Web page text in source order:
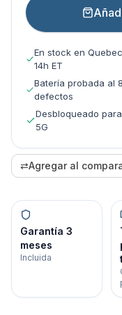
En stock en
14h ET
Batería probada al
defectos
Desbloqueado
5G
⇄Agregar al
Garantía 3
meses
Incluida